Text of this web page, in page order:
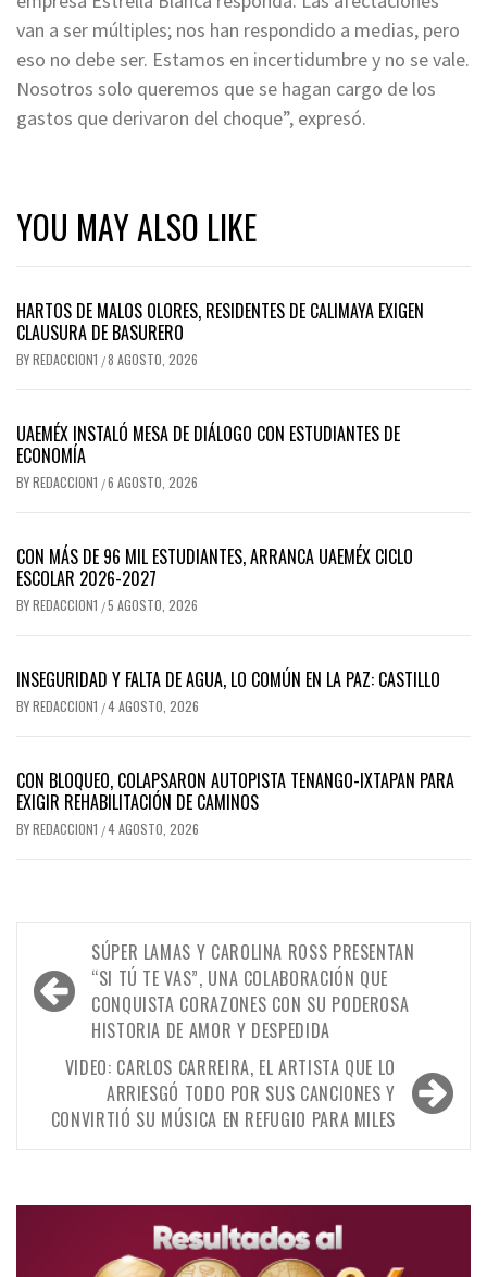
van a ser múltiples; nos han respondido a medias, pero
eso no debe ser. Estamos en incertidumbre y no se vale.
Nosotros solo queremos que se hagan cargo de los
gastos que derivaron del choque”, expresó.
YOU MAY ALSO LIKE
HARTOS DE MALOS OLORES, RESIDENTES DE CALIMAYA EXIGEN
CLAUSURA DE BASURERO
BYREDACCION1 /8 AGOSTO, 2026
UAEMÉX INSTALÓ MESA DE DIÁLOGO CON ESTUDIANTES DE
ECONOMÍA
BYREDACCION1 /6 AGOSTO, 2026
CON MÁS DE 96 MIL ESTUDIANTES, ARRANCA UAEMÉX CICLO
ESCOLAR 2026-2027
BYREDACCION1 /5 AGOSTO, 2026
INSEGURIDAD Y FALTA DE AGUA, LO COMÚN EN LA PAZ: CASTILLO
BYREDACCION1 /4 AGOSTO, 2026
CON BLOQUEO, COLAPSARON AUTOPISTA TENANGO-IXTAPAN PARA
EXIGIR REHABILITACIÓN DE CAMINOS
BYREDACCION1 /4 AGOSTO, 2026
Navegación
de
entradas
SÚPER LAMAS Y CAROLINA ROSS PRESENTAN
“SI TÚ TE VAS”, UNA COLABORACIÓN QUE
CONQUISTA CORAZONES CON SU PODEROSA
HISTORIA DE AMOR Y DESPEDIDA
VIDEO: CARLOS CARREIRA, EL ARTISTA QUE LO
ARRIESGÓ TODO POR SUS CANCIONES Y
CONVIRTIÓ SU MÚSICA EN REFUGIO PARA MILES